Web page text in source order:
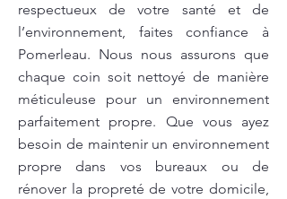
respectueux de votre santé et de
l’environnement, faites confiance à
Pomerleau. Nous nous assurons que
chaque coin soit nettoyé de manière
méticuleuse pour un environnement
parfaitement propre. Que vous ayez
besoin de maintenir un environnement
propre dans vos bureaux ou de
rénover la propreté de votre domicile,